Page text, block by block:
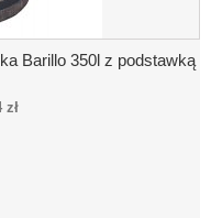
Barillo 350l z podstawką
zł